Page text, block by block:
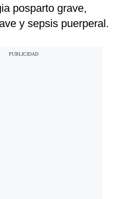
posparto grave,
y sepsis puerperal.